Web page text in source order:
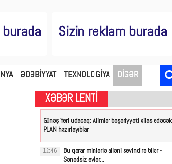
Sizin reklam burada
ƏDƏBİYYAT TEXNOLOGİYA DİGƏR
XƏBƏR LENTİ
Günəş Yeri udacaq: Alimlər bəşəriyyəti xilas edəcək
PLAN hazırlayıblar
12:46
Bu qərar minlərlə ailəni sevindirə bilər -
Sənədsiz evlər...